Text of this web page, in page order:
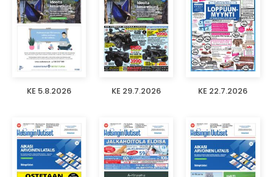
KE 5.8.2026 KE 29.7.2026 KE 22.7.2026